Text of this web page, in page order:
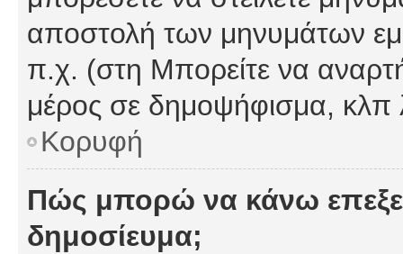
αποστολή των μηνυμάτων
π.χ. (στη Μπορείτε να
μέρος σε δημοψήφισμα, κλπ
Κορυφή
Πώς μπορώ να κάνω
δημοσίευμα;